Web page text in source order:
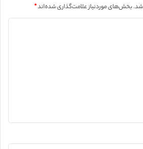
شد.بخش‌های موردنیاز علامت‌گذاری شده‌اند*